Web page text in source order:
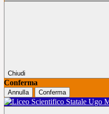
Chiudi
Conferma
Annulla Conferma